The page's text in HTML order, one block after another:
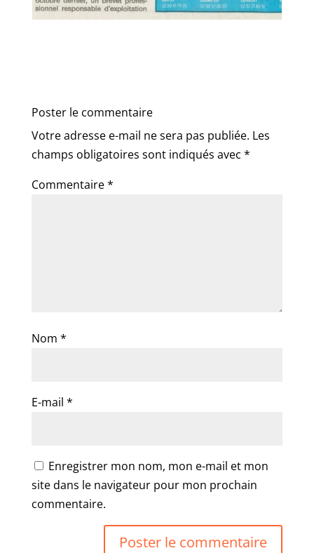
Poster le commentaire
Votre adresse e-mail ne sera pas publiée. Les
champs obligatoires sont indiqués avec *
Commentaire*
Nom *
E-mail *
Enregistrer mon nom, mon e-mail et mon
site dans le navigateur pour mon prochain
commentaire.